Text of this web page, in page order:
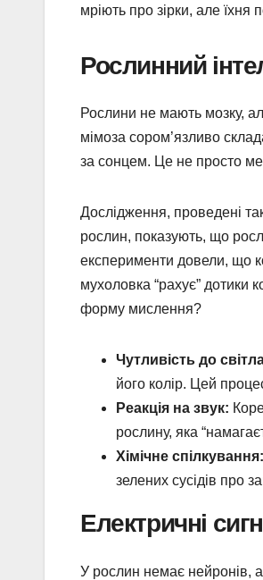
мріють про зірки, але їхня
Рослинний
Рослини не мають мозку,
мімоза сором’язливо
за сонцем. Це не просто
Дослідження, проведені
рослин, показують, що
експерименти довели, що
мухоловка “рахує” дотики
форму мислення?
Чутливість до
його колір. Цей
Реакція на звук:
рослину, яка
Хімічне спілкування:
зелених сусідів про
Електричні
У рослин немає нейронів,